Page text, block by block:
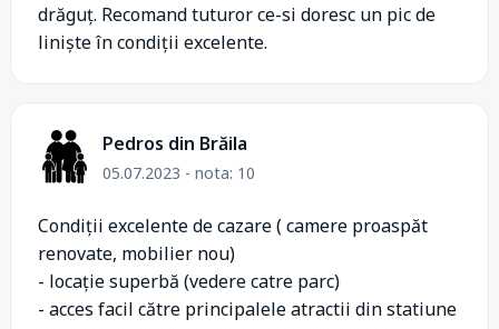
drăguț. Recomand tuturor ce-si doresc un pic de
liniște în condiții excelente.
Pedros din Brăila
05.07.2023 - nota: 10
Condiții excelente de cazare ( camere proaspăt
renovate, mobilier nou)
- locație superbă (vedere catre parc)
- acces facil către principalele atractii din statiune